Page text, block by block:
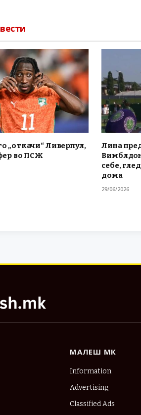
вести
„откачи“ Ливерпул,
во ПСЖ
Лина
себе,
дома
29/06/2026
МАЛЕШ МК
Information
Advertising
Classified Ads